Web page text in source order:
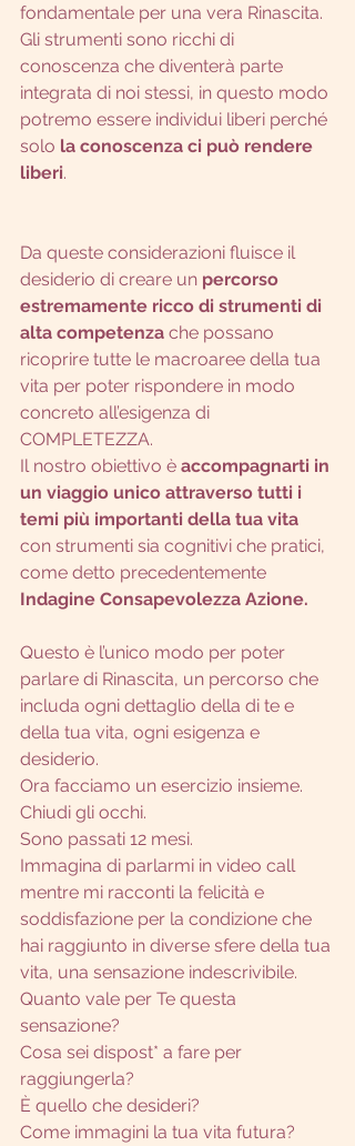
fondamentale per una vera Rinascita.
Gli strumenti sono ricchi di
conoscenza che diventerà parte
integrata di noi stessi, in questo modo
potremo essere individui liberi perché
solo la conoscenza ci può rendere
liberi.
Da queste considerazioni fluisce il
desiderio di creare un percorso
estremamente ricco di strumenti di
alta competenza che possano
ricoprire tutte le macroaree della tua
vita per poter rispondere in modo
concreto all’esigenza di
COMPLETEZZA.
Il nostro obiettivo è accompagnarti in
un viaggio unico attraverso tutti i
temi più importanti della tua vita
con strumenti sia cognitivi che pratici,
come detto precedentemente
Indagine Consapevolezza Azione.
Questo è l’unico modo per poter
parlare di Rinascita, un percorso che
includa ogni dettaglio della di te e
della tua vita, ogni esigenza e
desiderio.
Ora facciamo un esercizio insieme.
Chiudi gli occhi.
Sono passati 12 mesi.
Immagina di parlarmi in video call
mentre mi racconti la felicità e
soddisfazione per la condizione che
hai raggiunto in diverse sfere della tua
vita, una sensazione indescrivibile.
Quanto vale per Te questa
sensazione?
Cosa sei dispost* a fare per
raggiungerla?
È quello che desideri?
Come immagini la tua vita futura?